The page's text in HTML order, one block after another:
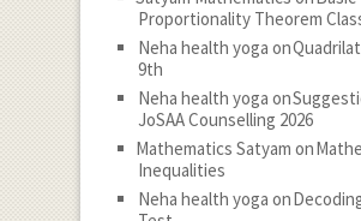
Proportionality Theorem
Neha health yoga on
9th
Neha health yoga on
JoSAA Counselling 2026
Mathematics Satyam on
Inequalities
Neha health yoga on